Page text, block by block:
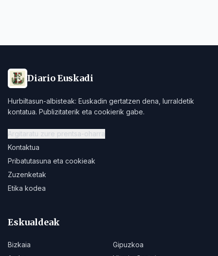
Diario Euskadi
Hurbiltasun-albisteak: Euskadin gertatzen dena, lurraldetik
kontatua. Publizitaterik eta cookierik gabe.
Argitaratu zure prentsa-oharra
Kontaktua
Pribatutasuna eta cookieak
Zuzenketak
Etika kodea
Eskualdeak
Bizkaia
Gipuzkoa